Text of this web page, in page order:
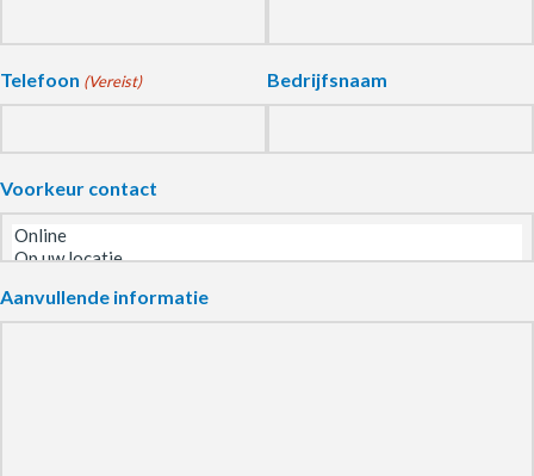
Telefoon (Vereist) Bedrijfsnaam
Voorkeur contact
Aanvullende informatie